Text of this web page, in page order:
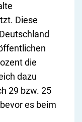
Diese
die
dazu
29 bzw. 25
es beim